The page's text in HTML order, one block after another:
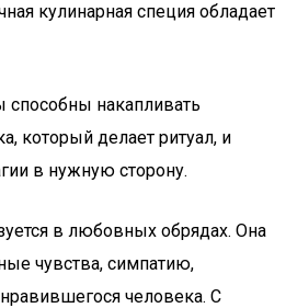
кулинарная специя обладает
накапливать
который делает ритуал, и
в нужную сторону.
в любовных обрядах. Она
чувства, симпатию,
человека. С